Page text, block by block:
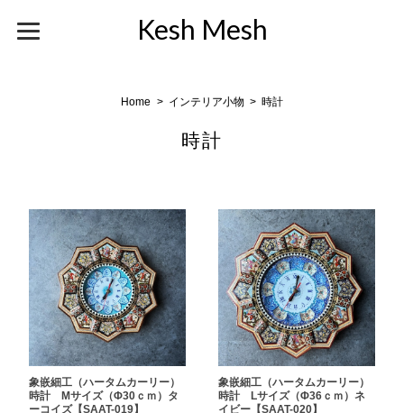
Kesh Mesh
Home インテリア小物 時計
時計
象嵌細工（ハータムカーリー）
時計 Mサイズ（Φ30ｃｍ）タ
ーコイズ【SAAT-019】
象嵌細工（ハータムカーリー）
時計 Lサイズ（Φ36ｃｍ）ネ
イビー【SAAT-020】